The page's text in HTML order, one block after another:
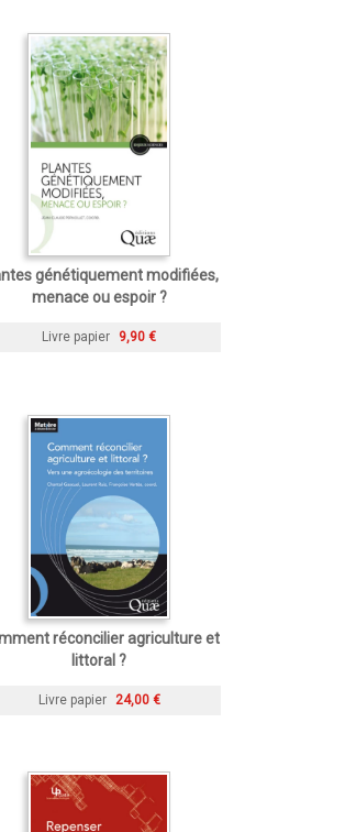
génétiquement modifiées,
menace ou espoir ?
Livre papier 9,90 €
réconcilier agriculture et
littoral ?
Livre papier 24,00 €